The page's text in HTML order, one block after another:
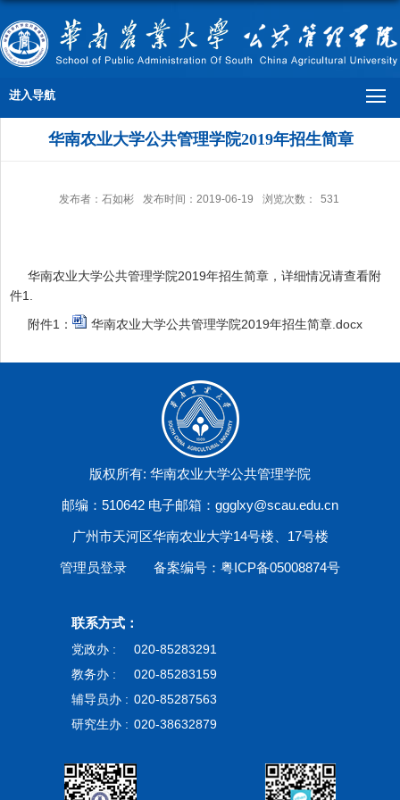
进入导航
华南农业大学公共管理学院2019年招生简章
发布者：石如彬 发布时间：2019-06-19 浏览次数： 531
华南农业大学公共管理学院2019年招生简章，详细情况请查看附
件1.
附件1：
华南农业大学公共管理学院2019年招生简章.docx
版权所有: 华南农业大学公共管理学院
邮编：510642 电子邮箱：ggglxy@scau.edu.cn
广州市天河区华南农业大学14号楼、17号楼
管理员登录 备案编号：粤ICP备05008874号
联系方式：
党政办 :
020-85283291
教务办 :
020-85283159
辅导员办 : 020-85287563
研究生办 : 020-38632879